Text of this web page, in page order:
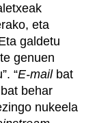
eta
galdetu
genuen
“E-mail bat
behar
nukeela